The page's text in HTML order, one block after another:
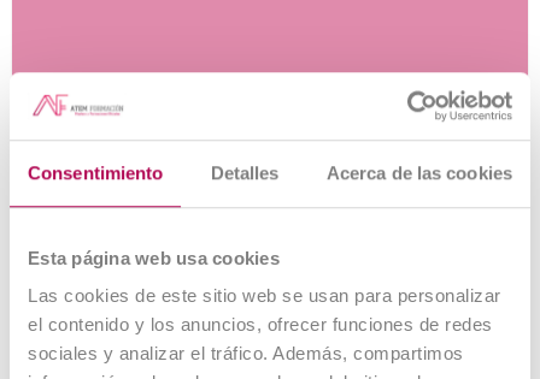
Consentimiento Detalles Acerca de las cookies
Esta página web usa cookies
Las cookies de este sitio web se usan para personalizar
el contenido y los anuncios, ofrecer funciones de redes
sociales y analizar el tráfico. Además, compartimos
Cuidador Ecuestre